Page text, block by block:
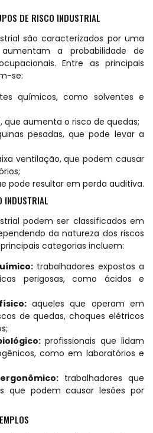
DE RISCO INDUSTRIAL
são caracterizados por uma
a probabilidade de
Entre as principais
se:
químicos, como solventes e
que aumenta o risco de quedas;
pesadas, que pode levar a
ventilação, que podem causar
pode resultar em perda auditiva.
INDUSTRIAL
podem ser classificados em
da natureza dos riscos
categorias incluem:
trabalhadores expostos a
perigosas, como ácidos e
aqueles que operam em
de quedas, choques elétricos
profissionais que lidam
como em laboratórios e
trabalhadores que
que podem causar lesões por